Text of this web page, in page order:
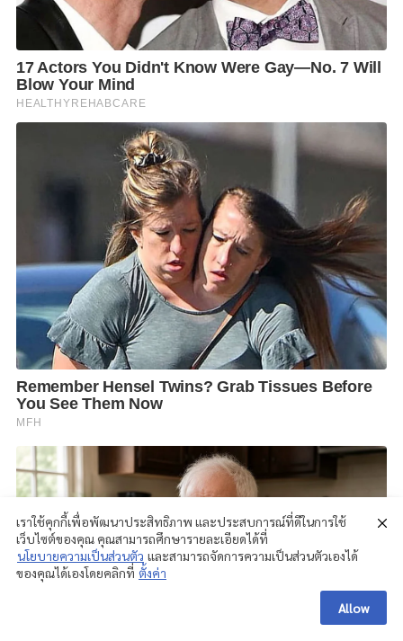
เราใช้คุกกี้เพื่อพัฒนาประสิทธิภาพ และประสบการณ์ที่ดีในการใช้
เว็บไซต์ของคุณ คุณสามารถศึกษารายละเอียดได้ที่
นโยบายความเป็นส่วนตัว และสามารถจัดการความเป็นส่วนตัวเองได้
ของคุณได้เองโดยคลิกที่ ตั้งค่า
Allow